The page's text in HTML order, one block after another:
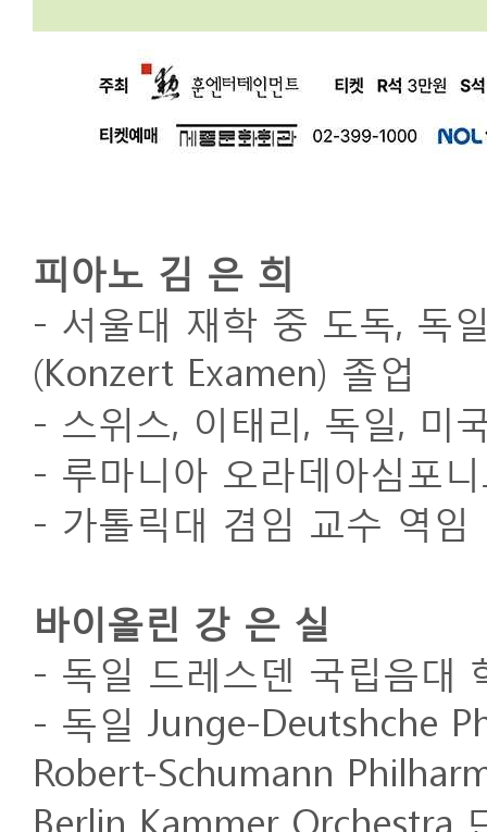
피아노 김 은 희
- 서울대 재학 중 도독, 독
(Konzert Examen) 졸업
- 스위스, 이태리, 독일, 미
- 루마니아 오라데아심포
- 가톨릭대 겸임 교수 역임
바이올린 강 은 실
- 독일 드레스덴 국립음대
- 독일 Junge-Deutshche
Robert-Schumann
Berlin Kammer Orchestra